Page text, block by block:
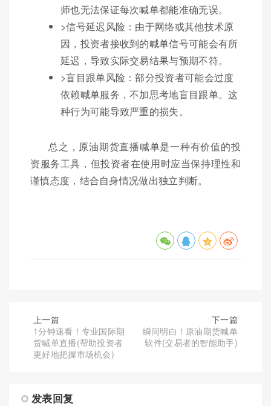
师也无法保证每次喊单都能准确无误。
>信号延迟风险：由于网络或其他技术原
因，投资者接收到的喊单信号可能会有所
延迟，导致实际交易结果与预期不符。
>盲目跟单风险：部分投资者可能会过度
依赖喊单服务，不加思考地盲目跟单。这
种行为可能导致严重的损失。
总之，原油期货直播喊单是一种有价值的投
资服务工具，但投资者在使用时应当保持理性和
谨慎态度，结合自身情况做出独立判断。
上一篇
1分钟速看！专业国际期
货喊单直播(帮助投资者
更好地把握市场机会)
下一篇
瞬间明白！原油期货喊单
软件(交易者的智能助手)
发表回复